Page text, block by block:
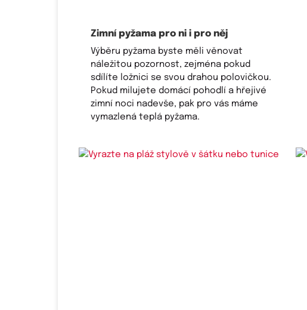
Zimní pyžama pro ni i pro něj
Výběru pyžama byste měli věnovat
náležitou pozornost, zejména pokud
sdílíte ložnici se svou drahou polovičkou.
Pokud milujete domácí pohodlí a hřejivé
zimní noci nadevše, pak pro vás máme
vymazlená teplá pyžama.